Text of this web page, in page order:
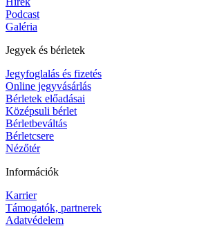
Podcast
Galéria
Jegyek és bérletek
Jegyfoglalás és fizetés
Online jegyvásárlás
Bérletek előadásai
Középsuli bérlet
Bérletbeváltás
Bérletcsere
Nézőtér
Információk
Karrier
Támogatók, partnerek
Adatvédelem